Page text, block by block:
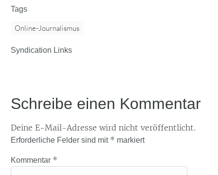
Tags
Online-Journalismus
Syndication Links
Schreibe einen Kommentar
Deine E-Mail-Adresse wird nicht veröffentlicht.
Erforderliche Felder sind mit * markiert
Kommentar *